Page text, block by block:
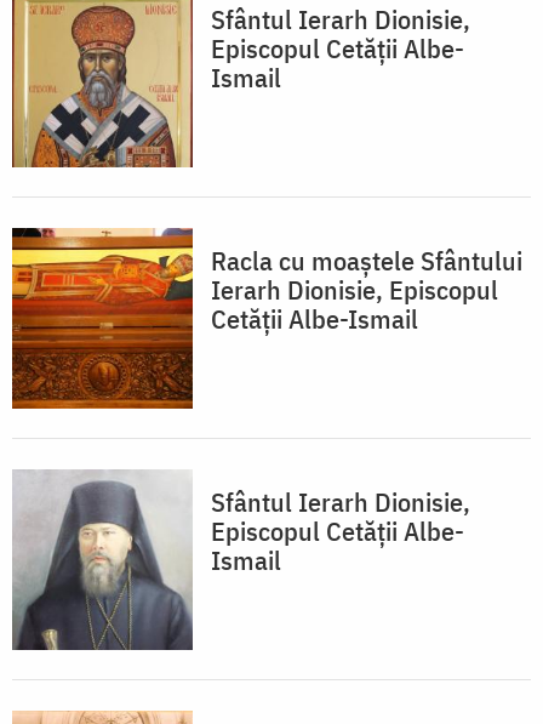
Sfântul Ierarh Dionisie,
Episcopul Cetății Albe-
Ismail
Racla cu moaștele Sfântului
Ierarh Dionisie, Episcopul
Cetății Albe-Ismail
Sfântul Ierarh Dionisie,
Episcopul Cetății Albe-
Ismail